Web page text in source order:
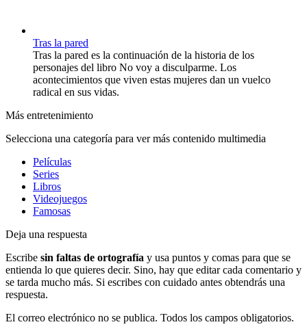
Tras la pared
Tras la pared es la continuación de la historia de los
personajes del libro No voy a disculparme. Los
acontecimientos que viven estas mujeres dan un vuelco
radical en sus vidas.
Más entretenimiento
Selecciona una categoría para ver más contenido multimedia
Películas
Series
Libros
Videojuegos
Famosas
Deja una respuesta
Escribe sin faltas de ortografía y usa puntos y comas para que se
entienda lo que quieres decir. Sino, hay que editar cada comentario y
se tarda mucho más. Si escribes con cuidado antes obtendrás una
respuesta.
El correo electrónico no se publica. Todos los campos obligatorios.